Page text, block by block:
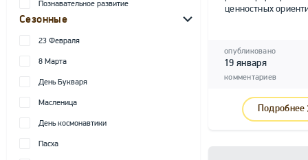
Познавательное развитие
Сезонные
23 Февраля
8 Марта
День Букваря
Масленица
День космонавтики
Пасха
ценностных
опубликовано
19 января
комментариев
Подробнее